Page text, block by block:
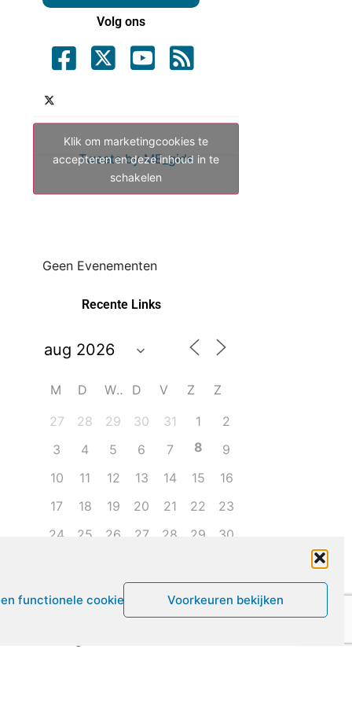
functionele cookies Voorkeuren bekijken
Volg ons
Tweets by ME_gids
Klik om marketingcookies te
accepteren en deze inhoud in te
schakelen
Geen Evenementen
Recente Links
M D W D V Z
Z
27
28 29 30 31 1
2
3
4 5 6 7 8
9
10
11 12 13 14 15
16
17
18 19 20 21 22
23
24
25 26 27 28 29
30
Leven met ME/CVS en POTS